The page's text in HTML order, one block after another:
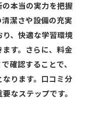
本当の実力を把握
潔さや設備の充実
、快適な学習環境
す。さらに、料金
確認することで、
ります。口コミ分
なステップです。